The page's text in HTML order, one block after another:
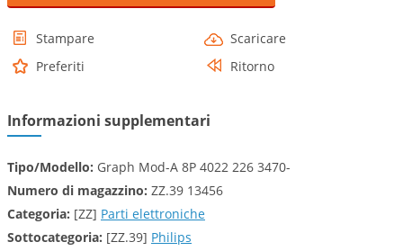
Stampare
Scaricare
Preferiti
Ritorno
Informazioni supplementari
Tipo/Modello: Graph Mod-A 8P 4022 226 3470-
Numero di magazzino: ZZ.39 13456
Categoria: [ZZ] Parti elettroniche
Sottocategoria: [ZZ.39] Philips